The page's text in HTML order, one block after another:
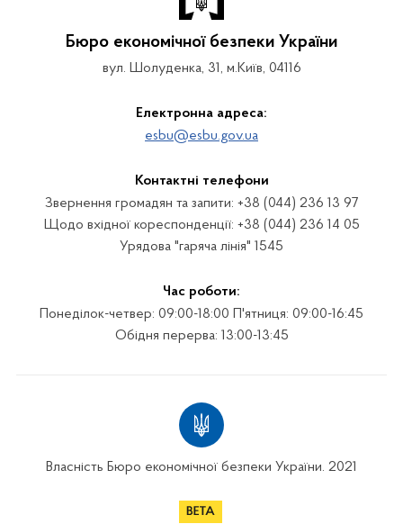
Бюро економічної безпеки України
вул. Шолуденка, 31, м.Київ, 04116
Електронна адреса:
esbu@esbu.gov.ua
Контактні телефони
Звернення громадян та запити: +38 (044) 236 13 97
Щодо вхідної кореспонденції: +38 (044) 236 14 05
Урядова "гаряча лінія" 1545
Час роботи:
Понеділок-четвер: 09:00-18:00 П'ятниця: 09:00-16:45
Обідня перерва: 13:00-13:45
Власність Бюро економічної безпеки України. 2021